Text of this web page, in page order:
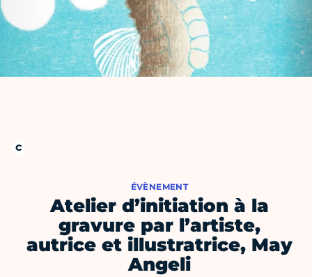
ÉVÈNEMENT
Atelier d’initiation à la
gravure par l’artiste,
autrice et illustratrice, May
Angeli